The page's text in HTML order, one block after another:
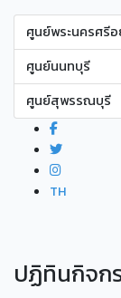
ศูนย์พระนครศรีอ
ศูนย์นนทบุรี
ศูนย์สุพรรณบุรี
TH
ปฏิทินกิจก